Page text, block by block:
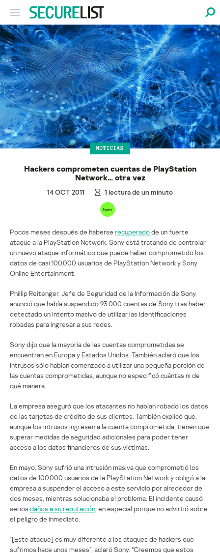
NOTICIAS
Hackers comprometen cuentas de PlayStation
Network… otra vez
14 OCT 2011 1 lectura de un minuto
Pocos meses después de haberse recuperadode un fuerte
ataque a la PlayStation Network, Sony está tratando de controlar
un nuevo ataque informático que puede haber comprometido los
datos de casi 100.000 usuarios de PlayStation Network y Sony
Online Entertainment.
Phillip Reitenger, Jefe de Seguridad de la Información de Sony,
anunció que había suspendido 93.000 cuentas de Sony tras haber
detectado un intento masivo de utilizar las identificaciones
robadas para ingresar a sus redes.
Sony dijo que la mayoría de las cuentas comprometidas se
encuentran en Europa y Estados Unidos. También aclaró que los
intrusos sólo habían comenzado a utilizar una pequeña porción de
las cuentas comprometidas, aunque no especificó cuántas ni de
qué manera.
La empresa aseguró que los atacantes no habían robado los datos
de las tarjetas de crédito de sus clientes. También explicó que,
aunque los intrusos ingresen a la cuenta comprometida, tienen que
superar medidas de seguridad adicionales para poder tener
acceso a los datos financieros de sus víctimas.
En mayo, Sony sufrió una intrusión masiva que comprometió los
datos de 100.000 usuarios de la PlayStation Network y obligó a la
empresa a suspender el acceso a este servicio por alrededor de
dos meses, mientras solucionaba el problema. El incidente causó
serios daños a su reputación , en especial porque no advirtió sobre
el peligro de inmediato.
“[Este ataque] es muy diferente a los ataques de hackers que
sufrimos hace unos meses”, aclaró Sony. “Creemos que estos